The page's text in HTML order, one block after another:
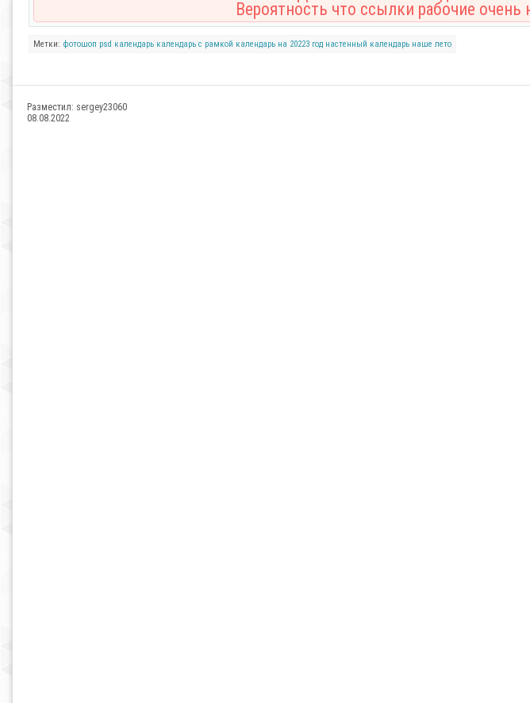
Вероятность что ссылки рабочие очень
Метки: фотошоп psd календарь календарь с рамкой календарь на 20223 год настенный календарь наше лето
Разместил: sergey23060
08.08.2022